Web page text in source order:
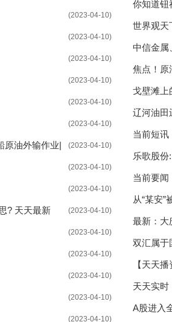
(2023-04-10)
(2023-04-10)
(2023-04-10)
(2023-04-10)
(2023-04-10)
(2023-04-10)
(2023-04-10)
原油外输作业|
(2023-04-10)
(2023-04-10)
(2023-04-10)
? 天天最新
(2023-04-10)
(2023-04-10)
(2023-04-10)
(2023-04-10)
(2023-04-10)
你知道钮
世界观天
中信金属
焦点！原
戈壁滩上
辽河油田
当前短讯
乐歌股
当前要闻
从“某安
最新：大
高
双汇属于
【天天
天天实时
A股进入